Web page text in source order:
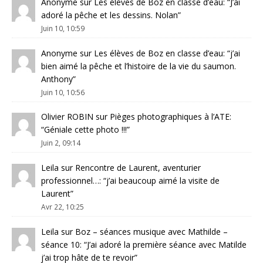
adoré la pêche et les dessins. Nolan”
Juin 10, 10:59
Anonyme sur Les élèves de Boz en classe d’eau: “j’ai
bien aimé la pêche et l’histoire de la vie du saumon.
Anthony”
Juin 10, 10:56
Olivier ROBIN sur Pièges photographiques à l’ATE:
“Géniale cette photo !!!”
Juin 2, 09:14
Leila sur Rencontre de Laurent, aventurier
professionnel…: “j’ai beaucoup aimé la visite de
Laurent”
Avr 22, 10:25
Leila sur Boz – séances musique avec Mathilde –
séance 10: “J’ai adoré la première séance avec Matilde
j’ai trop hâte de te revoir”